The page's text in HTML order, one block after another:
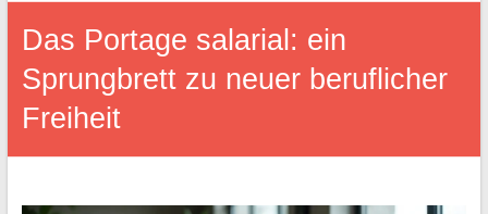
Das Portage salarial: ein
Sprungbrett zu neuer beruflicher
Freiheit